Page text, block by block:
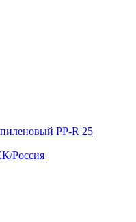
PP-R 25
Россия